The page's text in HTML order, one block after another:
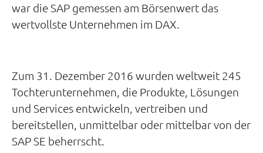
war die SAP gemessen am Börsenwert das
wertvollste Unternehmen im DAX.
Zum 31. Dezember 2016 wurden weltweit 245
Tochterunternehmen, die Produkte, Lösungen
und Services entwickeln, vertreiben und
bereitstellen, unmittelbar oder mittelbar von der
SAP SE beherrscht.